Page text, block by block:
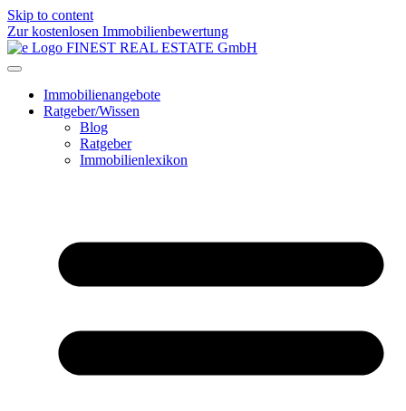
Skip to content
Zur kostenlosen Immobilienbewertung
Immobilienangebote
Ratgeber/Wissen
Blog
Ratgeber
Immobilienlexikon